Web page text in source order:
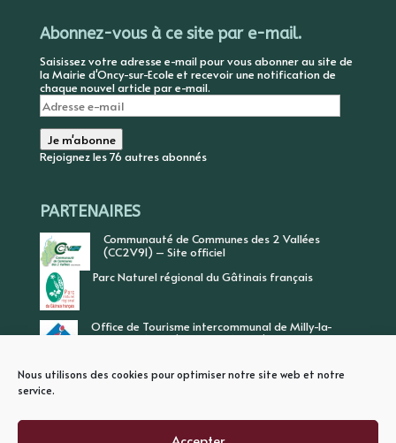
Nous utilisons des cookies pour optimiser notre site web et notre
service.
Abonnez-vous à ce site par e-mail.
Saisissez votre adresse e-mail pour vous abonner au site de
la Mairie d'Oncy-sur-Ecole et recevoir une notification de
chaque nouvel article par e-mail.
Adresse
e-
mail
Je m'abonne
Rejoignez les 76 autres abonnés
PARTENAIRES
Communauté de Communes des 2 Vallées
(CC2V91) – Site officiel
Parc Naturel régional du Gâtinais français
Office de Tourisme intercommunal de Milly-la-
Forêt, Vallée de l’Ecole, Vallée de l’Essonne